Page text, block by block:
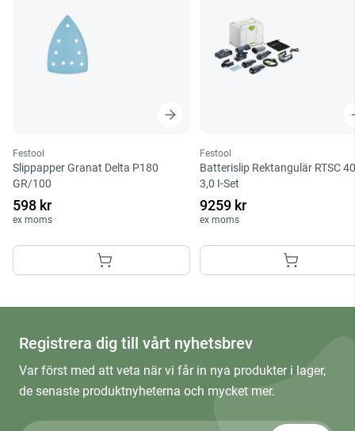
Festool
Slippapper Granat Delta P180
GR/100
598 kr
ex moms
Festool
Batterislip Rektangulär RTSC
3,0 I-Set
9259 kr
ex moms
Registrera dig till vårt nyhetsbrev
Var först med att veta när vi får in nya produkter i lager,
de senaste produktnyheterna och mycket mer.